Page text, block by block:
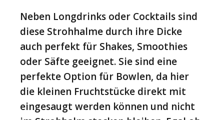
Neben Longdrinks oder Cocktails sind
diese Strohhalme durch ihre Dicke
auch perfekt für Shakes, Smoothies
oder Säfte geeignet. Sie sind eine
perfekte Option für Bowlen, da hier
die kleinen Fruchtstücke direkt mit
eingesaugt werden können und nicht